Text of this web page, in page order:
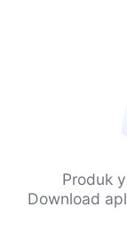
Produk
Download